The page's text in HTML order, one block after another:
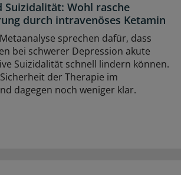
Suizidalität: Wohl rasche
durch intravenöses Ketamin
sprechen dafür, dass
bei schwerer Depression akute
Suizidalität schnell lindern können.
der Therapie im
dagegen noch weniger klar.